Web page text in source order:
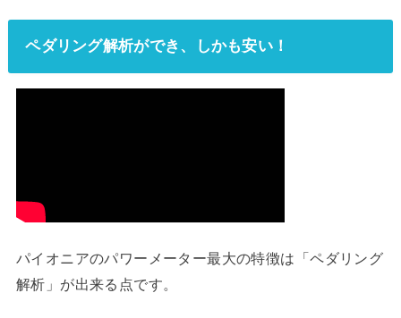
ペダリング解析ができ、しかも安い！
パイオニアのパワーメーター最大の特徴は「ペダリング
解析」が出来る点です。